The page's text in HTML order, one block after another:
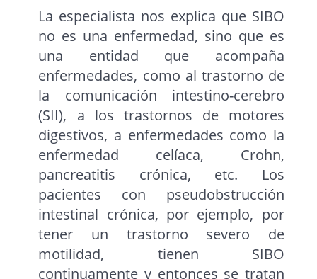
La especialista nos explica que SIBO
no es una enfermedad, sino que es
una entidad que acompaña
enfermedades, como al trastorno de
la comunicación intestino-cerebro
(SII), a los trastornos de motores
digestivos, a enfermedades como la
enfermedad celíaca, Crohn,
pancreatitis crónica, etc. Los
pacientes con pseudobstrucción
intestinal crónica, por ejemplo, por
tener un trastorno severo de
motilidad, tienen SIBO
continuamente y entonces se tratan